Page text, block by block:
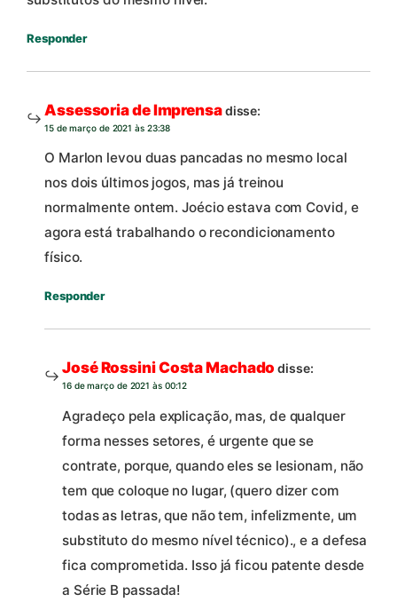
Responder
Assessoria de Imprensadisse:
15 de março de 2021 às 23:38
O Marlon levou duas pancadas no mesmo local
nos dois últimos jogos, mas já treinou
normalmente ontem. Joécio estava com Covid, e
agora está trabalhando o recondicionamento
físico.
Responder
José Rossini Costa Machado disse:
16 de março de 2021 às 00:12
Agradeço pela explicação, mas, de qualquer
forma nesses setores, é urgente que se
contrate, porque, quando eles se lesionam, não
tem que coloque no lugar, (quero dizer com
todas as letras, que não tem, infelizmente, um
substituto do mesmo nível técnico)., e a defesa
fica comprometida. Isso já ficou patente desde
a Série B passada!